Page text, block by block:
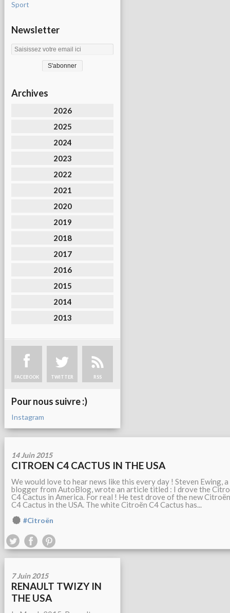
Sport
Newsletter
Archives
2026
2025
2024
2023
2022
2021
2020
2019
2018
2017
2016
2015
2014
2013
FACEBOOK TWITTER RSS
Pour nous suivre :)
Instagram
14 Juin 2015
CITROEN C4 CACTUS IN THE USA
We would love to hear news like this every day ! Steven Ewing, a
blogger from AutoBlog, wrote an article titled : I drove the
C4 Cactus in America. For real ! He test drove of the new Citroën
C4 Cactus in the USA. The white Citroën C4 Cactus has...
#Citroën
7 Juin 2015
RENAULT TWIZY IN
THE USA